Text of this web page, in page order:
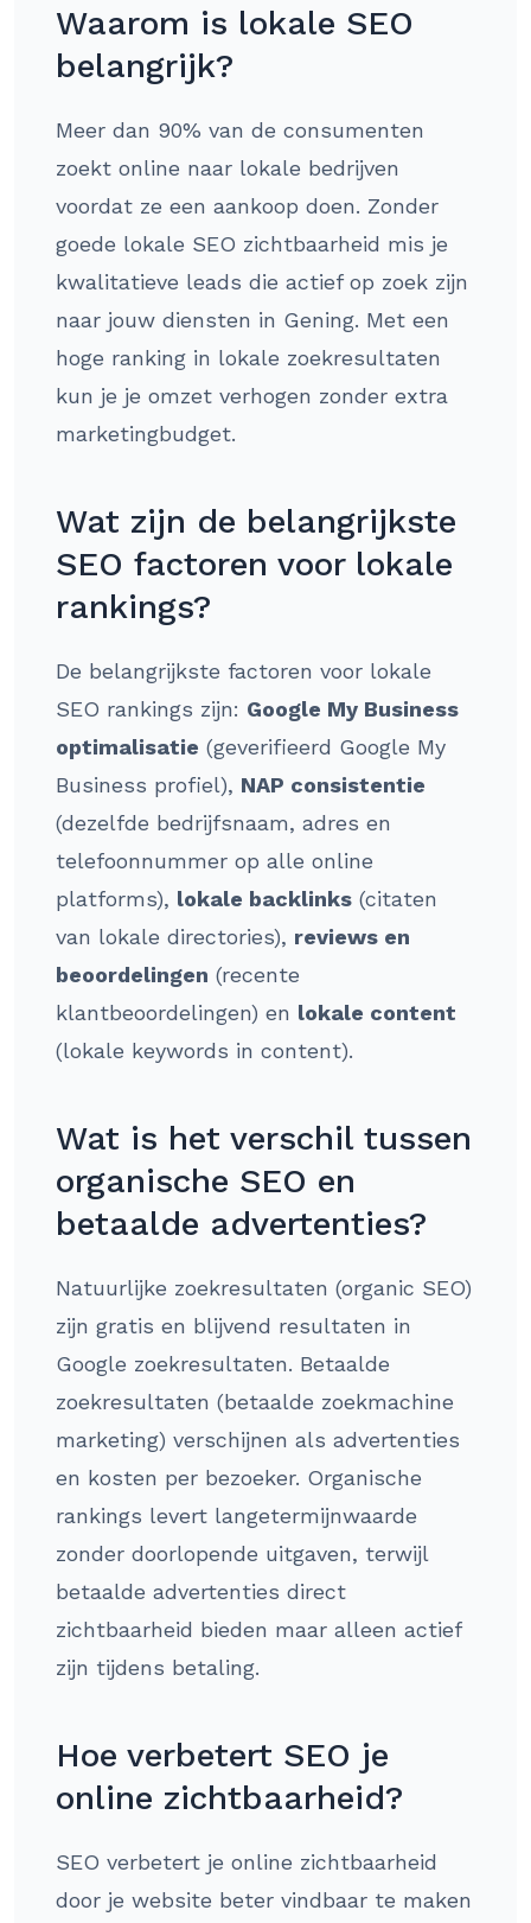
Waarom is lokale SEO
belangrijk?
Meer dan 90% van de consumenten
zoekt online naar lokale bedrijven
voordat ze een aankoop doen. Zonder
goede lokale SEO zichtbaarheid mis je
kwalitatieve leads die actief op zoek zijn
naar jouw diensten in Gening. Met een
hoge ranking in lokale zoekresultaten
kun je je omzet verhogen zonder extra
marketingbudget.
Wat zijn de belangrijkste
SEO factoren voor lokale
rankings?
De belangrijkste factoren voor lokale
SEO rankings zijn: Google My Business
optimalisatie (geverifieerd Google My
Business profiel), NAP consistentie
(dezelfde bedrijfsnaam, adres en
telefoonnummer op alle online
platforms), lokale backlinks (citaten
van lokale directories), reviews en
beoordelingen (recente
klantbeoordelingen) en lokale content
(lokale keywords in content).
Wat is het verschil tussen
organische SEO en
betaalde advertenties?
Natuurlijke zoekresultaten (organic SEO)
zijn gratis en blijvend resultaten in
Google zoekresultaten. Betaalde
zoekresultaten (betaalde zoekmachine
marketing) verschijnen als advertenties
en kosten per bezoeker. Organische
rankings levert langetermijnwaarde
zonder doorlopende uitgaven, terwijl
betaalde advertenties direct
zichtbaarheid bieden maar alleen actief
zijn tijdens betaling.
Hoe verbetert SEO je
online zichtbaarheid?
SEO verbetert je online zichtbaarheid
door je website beter vindbaar te maken